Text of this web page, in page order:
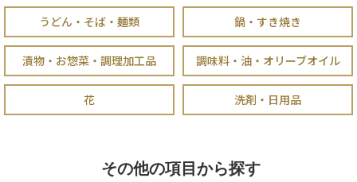
うどん・そば・麺類 鍋・すき焼き
漬物・お惣菜・調理加工品 調味料・油・オリーブオイル
花 洗剤・日用品
その他の項目から探す